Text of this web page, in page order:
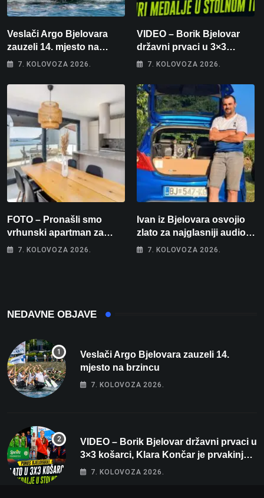
Veslači Argo Bjelovara
zauzeli 14. mjesto na
brzincu
7. KOLOVOZA 2026.
VIDEO – Borik Bjelovar
državni prvaci u 3×3
košarci, Klara Končar je
stolnom tenisu!
7. KOLOVOZA 2026.
FOTO – Pronašli smo
vrhunski apartman za
odmor: Pogled na more, tri
7. KOLOVOZA 2026.
Ivan iz Bjelovara osvojio
zlato za najglasniji audio
sustav i srušio osobni
7. KOLOVOZA 2026.
NEDAVNE OBJAVE
Veslači Argo Bjelovara zauzeli 14.
mjesto na brzincu
7. KOLOVOZA 2026.
VIDEO – Borik Bjelovar državni prvaci u
3×3 košarci, Klara Končar je prvakinja
Hrvatske u stolnom tenisu!
7. KOLOVOZA 2026.